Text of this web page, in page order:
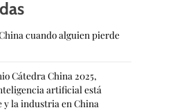
cuando alguien pierde
Cátedra China 2025,
artificial está
la industria en China